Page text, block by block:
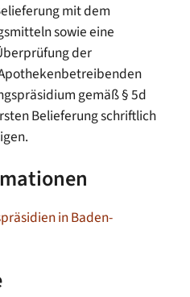
mit dem
sowie eine
der
gemäß § 5d
Belieferung schriftlich
in Baden-